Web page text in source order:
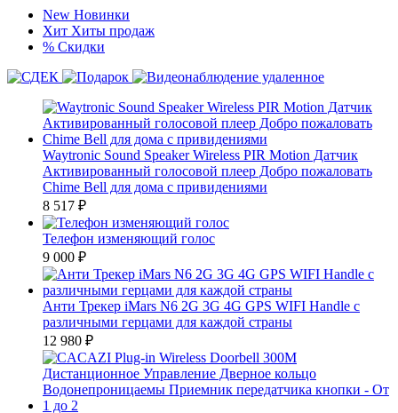
New Новинки
Хит Хиты продаж
% Скидки
Waytronic Sound Speaker Wireless PIR Motion Датчик
Активированный голосовой плеер Добро пожаловать
Chime Bell для дома с привидениями
8 517 ₽
Телефон изменяющий голос
9 000 ₽
Анти Трекер iMars N6 2G 3G 4G GPS WIFI Handle с
различными герцами для каждой страны
12 980 ₽